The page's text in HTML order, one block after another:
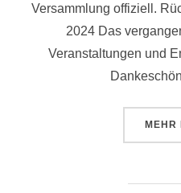
Versammlung offiziell.
2024 Das
Veranstaltungen und
MEHR